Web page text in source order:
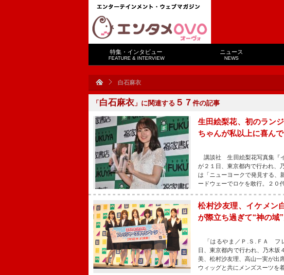
特集・インタビュー
FEATURE & INTERVIEW
ニュース
NEWS
白石麻衣
「白石麻衣 」に関連する ５７ 件の記事
生田絵梨花、初のラン
ちゃんが私以上に喜んで
講談社 生田絵梨花写真集『
が２１日、東京都内で行われ
は「ニューヨークで発見する、
ードウェーでロケを敢行。２０
松村沙友理、イケメ
が際立ち過ぎて“神の域”
「はるやま／Ｐ.Ｓ.ＦＡ フ
日、東京都内で行われ、乃木坂
美、松村沙友理、高山一実が
ウィッグと共にメンズスーツを